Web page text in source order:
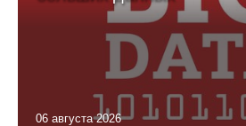
06 августа 2026